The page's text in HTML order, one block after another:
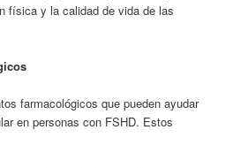
física y la calidad de vida de las
farmacológicos que pueden ayudar
en personas con FSHD. Estos